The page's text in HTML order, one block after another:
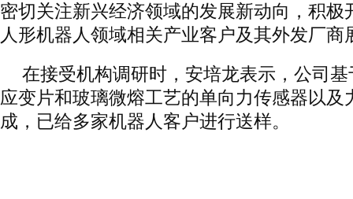
密切关注新兴经济领域的发展新动向，积极
人形机器人领域相关产业客户及其外发厂商
在接受机构调研时，安培龙表示，公司
应变片和玻璃微熔工艺的单向力传感器以及
成，已给多家机器人客户进行送样。